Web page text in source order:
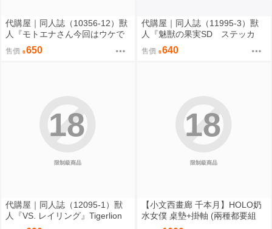
代購屋｜同人誌（10356-12）獸
人『モトエナさん今回はウケで
お願いします！！』まだら模様
まんだら亭
售價 650
代購屋｜同人誌（11995-3）獸
人『魅獣の果実SD ステッカ
ー』KEYAKI Hobby rig-pa2026
KEYAKI Hobby
售價 640
限制級商品
18
代購屋｜同人誌（12095-1）獸
人『VS. レイリング』Tigerlion
Moikana GRRRCOMICS-TG
限制級商品
18
【小文西畫廊 千本月】HOLO奶
水女僕 桌墊+掛軸 (兩種都要組
合) 桌墊 滑鼠墊 70*40 掛軸 50*7